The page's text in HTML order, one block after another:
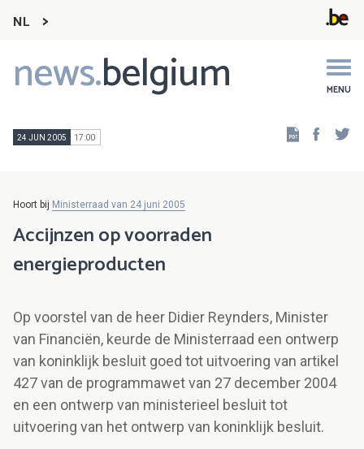
NL
news.belgium MENU
Main
navigation
24 JUN 2005 17:00
Hoort bij Ministerraad van 24 juni 2005
Accijnzen op voorraden
energieproducten
Op voorstel van de heer Didier Reynders, Minister
van Financiën, keurde de Ministerraad een ontwerp
van koninklijk besluit goed tot uitvoering van artikel
427 van de programmawet van 27 december 2004
en een ontwerp van ministerieel besluit tot
uitvoering van het ontwerp van koninklijk besluit.